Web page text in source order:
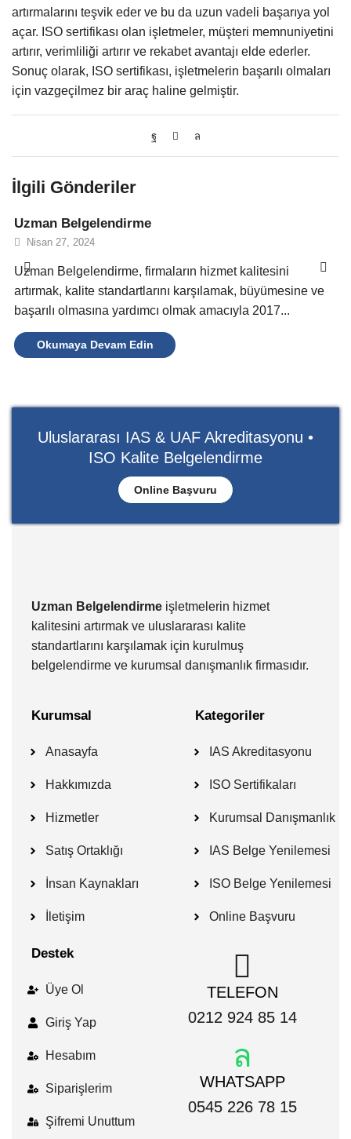
artırmalarını teşvik eder ve bu da uzun vadeli başarıya yol
açar. ISO sertifikası olan işletmeler, müşteri memnuniyetini
artırır, verimliliği artırır ve rekabet avantajı elde ederler.
Sonuç olarak, ISO sertifikası, işletmelerin başarılı olmaları
için vazgeçilmez bir araç haline gelmiştir.
İlgili Gönderiler
Uzman Belgelendirme
Nisan 27, 2024
Uzman Belgelendirme, firmaların hizmet kalitesini
artırmak, kalite standartlarını karşılamak, büyümesine ve
başarılı olmasına yardımcı olmak amacıyla 2017...
Okumaya Devam Edin
Uluslararası IAS & UAF Akreditasyonu •
ISO Kalite Belgelendirme
Online Başvuru
Uzman Belgelendirme işletmelerin hizmet
kalitesini artırmak ve uluslararası kalite
standartlarını karşılamak için kurulmuş
belgelendirme ve kurumsal danışmanlık firmasıdır.
Kurumsal
Anasayfa
Hakkımızda
Hizmetler
Satış Ortaklığı
İnsan Kaynakları
İletişim
Kategoriler
IAS Akreditasyonu
ISO Sertifikaları
Kurumsal Danışmanlık
IAS Belge Yenilemesi
ISO Belge Yenilemesi
Online Başvuru
Destek
Üye Ol
Giriş Yap
Hesabım
Siparişlerim
Şifremi Unuttum
TELEFON
0212 924 85 14
WHATSAPP
0545 226 78 15